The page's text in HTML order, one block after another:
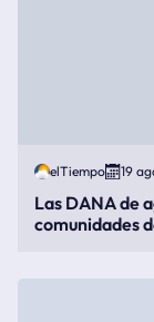
elTiempo 19
Las DANA de
comunidades